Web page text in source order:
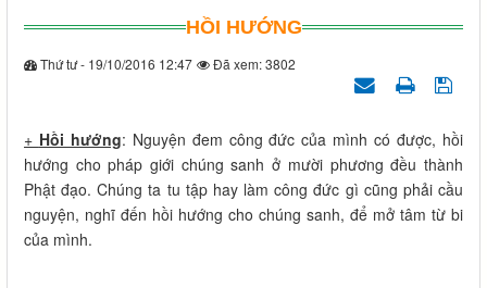
HỒI HƯỚNG
Thứ tư - 19/10/2016 12:47 Đã xem: 3802
+ Hồi hướng: Nguyện đem công đức của mình có được, hồi
hướng cho pháp giới chúng sanh ở mười phương đều thành
Phật đạo. Chúng ta tu tập hay làm công đức gì cũng phải cầu
nguyện, nghĩ đến hồi hướng cho chúng sanh, để mở tâm từ bi
của mình.